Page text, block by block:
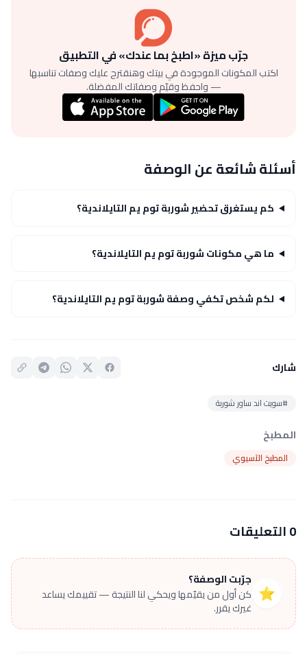
جرّب ميزة «اطبخ بما عندك» في التطبيق
اكتب المكونات الموجودة في بيتك وهنقترح عليك وصفات تناسبها
— واحفظ وقيّم وصفاتك المفضلة.
أسئلة شائعة عن الوصفة
كم يستغرق تحضير شوربة توم يم التايلاندية؟
ما هي مكونات شوربة توم يم التايلاندية؟
لكم شخص تكفي وصفة شوربة توم يم التايلاندية؟
شارك
#سويت اند ساور شوربة
المطبخ
المطبخ الآسيوي
0 التعليقات
⭐
جرّبت الوصفة؟
كن أول من يقيّمها ويحكي لنا النتيجة — تقييمك يساعد
غيرك يقرر.